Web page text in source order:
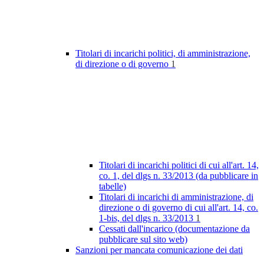
Titolari di incarichi politici, di amministrazione,
di direzione o di governo 1
Titolari di incarichi politici di cui all'art. 14,
co. 1, del dlgs n. 33/2013 (da pubblicare in
tabelle)
Titolari di incarichi di amministrazione, di
direzione o di governo di cui all'art. 14, co.
1-bis, del dlgs n. 33/2013 1
Cessati dall'incarico (documentazione da
pubblicare sul sito web)
Sanzioni per mancata comunicazione dei dati